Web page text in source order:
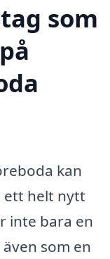
som
kan
ett helt nytt
inte bara en
som en